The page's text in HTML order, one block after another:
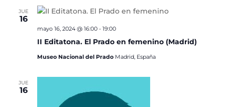
JUE
16
II Editatona. El Prado en femenino (Madrid)
mayo 16, 2024 @ 16:00- 19:00
Museo Nacional del Prado Madrid, España
JUE
16